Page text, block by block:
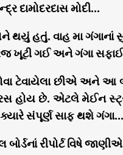
મોદી…
થયું હતું. વાહ મા
ખૂટી ગઈ અને ગંગા
ટેવાયેલા છીએ અને આ
હોય છે. એટલે મેઈન
સંપૂર્ણ સાફ થશે
રીપોર્ટ વિષે